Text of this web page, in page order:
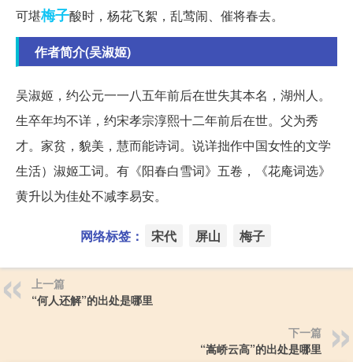
可堪梅子酸时，杨花飞絮，乱莺闹、催将春去。
作者简介(吴淑姬)
吴淑姬，约公元一一八五年前后在世失其本名，湖州人。
生卒年均不详，约宋孝宗淳熙十二年前后在世。父为秀
才。家贫，貌美，慧而能诗词。说详拙作中国女性的文学
生活）淑姬工词。有《阳春白雪词》五卷，《花庵词选》
黄升以为佳处不减李易安。
网络标签： 宋代 屏山 梅子
上一篇
“何人还解”的出处是哪里
下一篇
“嵩峤云高”的出处是哪里